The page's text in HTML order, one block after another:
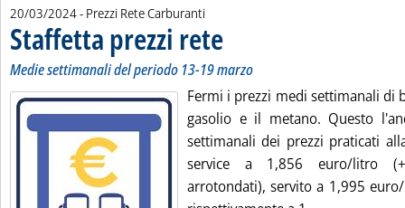
20/03/2024- Prezzi Rete Carburanti
Staffetta prezzi rete
Medie settimanali del periodo 13-19 marzo
Fermi i prezzi medi settimanali di
gasolio e il metano. Questo
settimanali dei prezzi praticati
service a 1,856 euro/litro
arrotondati), servito a 1,995